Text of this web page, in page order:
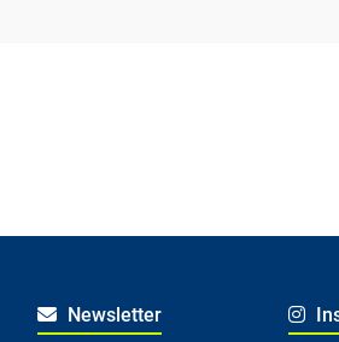
Newsletter